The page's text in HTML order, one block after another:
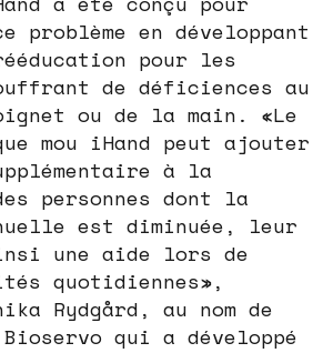
problème en développant
pour les
de déficiences au
ou de la main. «Le
mou iHand peut ajouter
à la
personnes dont la
est diminuée, leur
une aide lors de
quotidiennes»,
Rydgård, au nom de
qui a développé